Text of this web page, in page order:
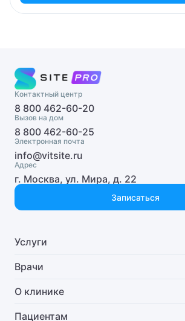
Контактный центр
8 800 462-60-20
Вызов на дом
8 800 462-60-25
Электронная почта
info@vitsite.ru
Адрес
г. Москва, ул. Мира, д. 22
Записаться
Услуги
Специализации
Диагностика
Стоматология
Врачи
О клинике
О нас
Пациентам
Дерматолог
Детский анестезиолог-реаниматолог
Детский аритмолог
Детский венеролог
Детский вертебролог
Детский врач ЛФК
Детский врач УЗИ
Детский врач-косметолог
Детский гастроэнтеролог
Детский гематолог
Детский генетик